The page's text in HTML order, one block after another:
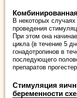
В некоторых
проведения
При этом она
цикла (в течение 5
гонадотропинов в
последующего
препаратов
Стимуляция
беременности